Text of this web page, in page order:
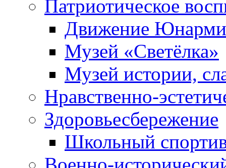
Патриотическое
Движение
Музей «Светёлка»
Музей истории,
Нравственно-
Здоровьесбережение
Школьный